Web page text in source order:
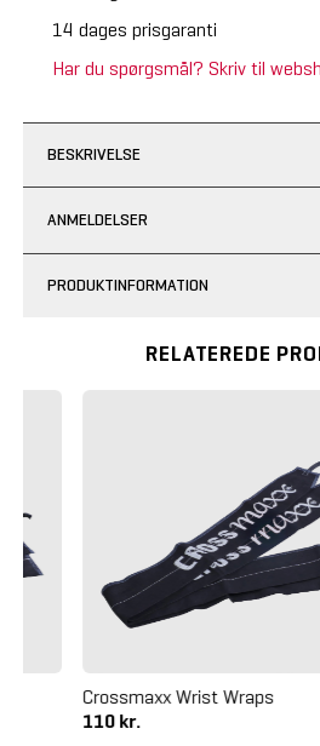
14 dages prisgaranti
Har du spørgsmål? Skriv til
BESKRIVELSE
ANMELDELSER
PRODUKTINFORMATION
RELATEREDE
Crossmaxx Wrist Wraps
110 kr.